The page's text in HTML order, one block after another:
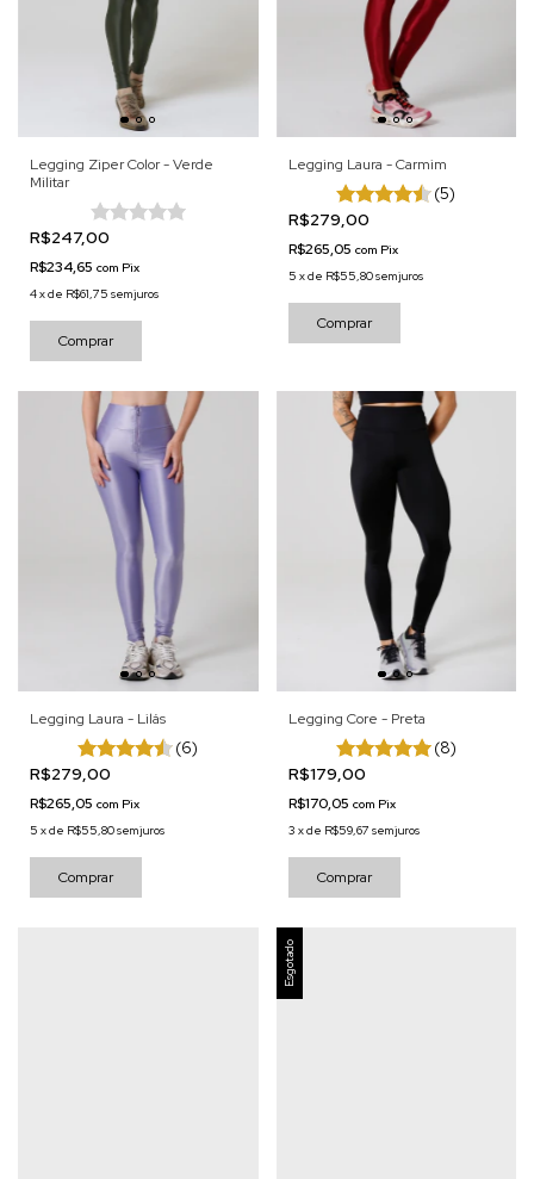
Legging Ziper Color - Verde
Militar
R$247,00
R$234,65 com Pix
4xde R$61,75 sem juros
Comprar
Legging Laura - Carmim
(5)
R$279,00
R$265,05 com Pix
5 xde R$55,80sem juros
Comprar
Legging Laura - Lilás
(6)
R$279,00
R$265,05 com Pix
5 xde R$55,80sem juros
Comprar
Legging Core - Preta
(8)
R$179,00
R$170,05 com Pix
3 xde R$59,67 sem juros
Comprar
Esgotado